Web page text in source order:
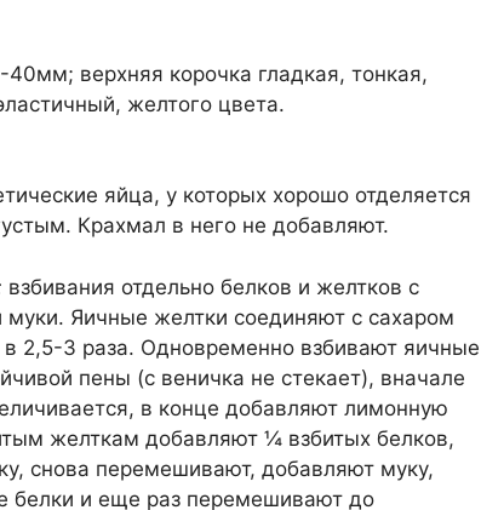
верхняя корочка гладкая, тонкая,
желтого цвета.
яйца, у которых хорошо отделяется
Крахмал в него не добавляют.
взбивания отдельно белков и желтков с
Яичные желтки соединяют с сахаром
2,5-3 раза. Одновременно взбивают яичные
пены (с веничка не стекает), вначале
в конце добавляют лимонную
желткам добавляют ¼ взбитых белков,
снова перемешивают, добавляют муку,
белки и еще раз перемешивают до